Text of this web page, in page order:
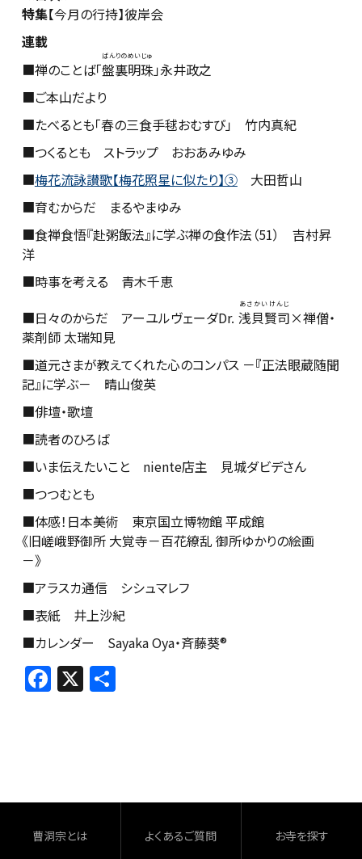
特集【今月の行持】彼岸会
連載
■禅のことば「盤裏明珠
ばんりのめいじゅ
」永井政之
■ご本山だより
■たべるとも「春の三食手毬おむすび」 竹内真紀
■つくるとも ストラップ おおあみゆみ
■梅花流詠讃歌【梅花照星に似たり】③大田哲山
■育むからだ まるやまゆみ
■食禅食悟『赴粥飯法』に学ぶ禅の食作法（51） 吉村昇
洋
■時事を考える 青木千恵
■日々のからだ アーユルヴェーダDr. 浅貝賢司
あさかいけんじ
×禅僧・
薬剤師 太瑞知見
■道元さまが教えてくれた心のコンパス －『正法眼蔵随聞
記』に学ぶ－ 晴山俊英
■俳壇・歌壇
■読者のひろば
■いま伝えたいこと niente店主 見城ダビデさん
■つつむとも
■体感！日本美術 東京国立博物館 平成館
《旧嵯峨野御所 大覚寺－百花繚乱 御所ゆかりの絵画
－》
■アラスカ通信 シシュマレフ
■表紙 井上沙紀
■カレンダー Sayaka Oya・斉藤葵®
F
o
o
X 共
曹洞宗とは よくあるご質問 お寺を探す